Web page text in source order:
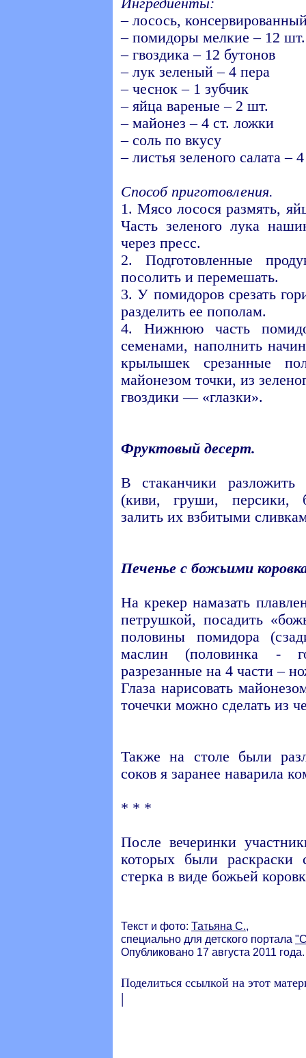
Ингредиенты:
– лосось,
– помидоры мелкие – 12 шт.
– гвоздика – 12 бутонов
– лук зеленый – 4 пера
– чеснок – 1 зубчик
– яйца вареные – 2 шт.
– майонез – 4 ст. ложки
– соль по вкусу
– листья зеленого салата –
Способ приготовления.
1. Мясо лосося размять,
Часть зеленого лука
через пресс.
2. Подготовленные
посолить и перемешать.
3. У помидоров срезать
разделить ее пополам.
4. Нижнюю часть
семенами, наполнить
крылышек срезанные
майонезом точки, из
гвоздики — «глазки».
Фруктовый десерт.
В стаканчики
(киви, груши, персики,
залить их взбитыми
Печенье с божьими
На крекер намазать
петрушкой, посадить
половины помидора
маслин (половинка -
разрезанные на 4 части –
Глаза нарисовать
точечки можно сделать из
Также на столе были
соков я заранее наварила
* * *
После вечеринки
которых были
стерка в виде божьей
Текст и фото: Татьяна С.,
специально для детского портала
Опубликовано 17 августа 2011 года.
Поделиться ссылкой на этот
|